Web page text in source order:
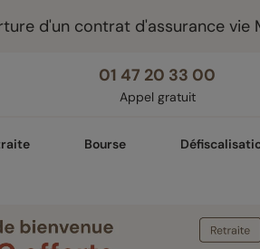
d'un contrat d'assurance vie
01 47 20 33 00
Appel gratuit
Bourse